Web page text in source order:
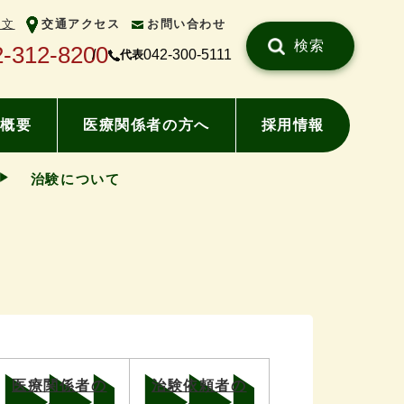
交通アクセス お問い合わせ
312-8200 代表042-300-5111
検索
要 医療関係者の方へ 採用情報
治験について
医療関係者の
治験依頼者の